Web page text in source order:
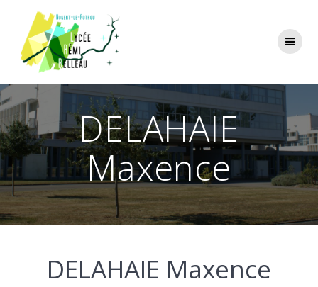
DELAHAIE
Maxence
DELAHAIE Maxence